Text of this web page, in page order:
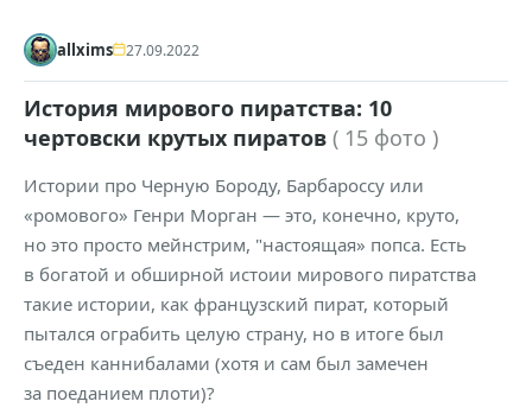
allxims 27.09.2022
История мирового пиратства: 10
чертовски крутых пиратов ( 15 фото )
Истории про Черную Бороду, Барбароссу или
«ромового» Генри Морган — это, конечно, круто,
но это просто мейнстрим, "настоящая» попса. Есть
в богатой и обширной истоии мирового пиратства
такие истории, как французский пират, который
пытался ограбить целую страну, но в итоге был
съеден каннибалами (хотя и сам был замечен
за поеданием плоти)?